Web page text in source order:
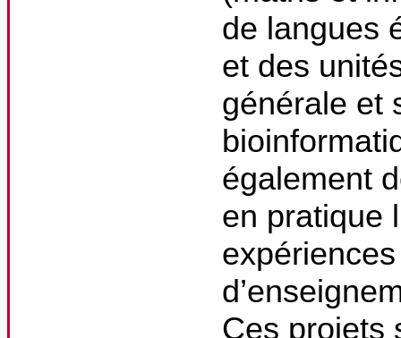
de langues
et des
générale et
également
en pratique
Ces projets